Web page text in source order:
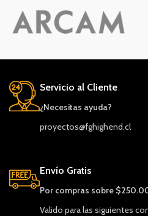
Servicio al Cliente
¿Necesitas ayuda?
proyectos@fghighend.cl
Envío Gratis
Por compras sobre
Valido para las siguientes